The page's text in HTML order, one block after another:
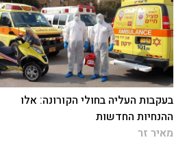
בעקבות העליה בחולי הקורונה: אלו
ההנחיות החדשות
מאיר זר